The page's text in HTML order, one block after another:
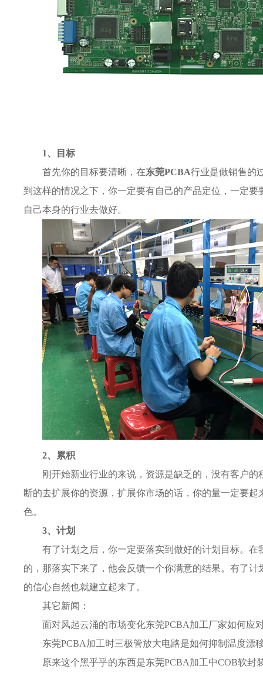
1、目标
首先你的目标要清晰，在东莞PCBA行业是做销售的
到这样的情况之下，你一定要有自己的产品定位，一定
自己本身的行业去做好。
2、累积
刚开始新业行业的来说，资源是缺乏的，没有客户
断的去扩展你的资源，扩展你市场的话，你的量一定要
色。
3、计划
有了计划之后，你一定要落实到做好的计划目标。
的，那落实下来了，他会反馈一个你满意的结果。有了
的信心自然也就建立起来了。
其它新闻：
面对风起云涌的市场变化东莞PCBA加工厂家如何应
东莞PCBA加工时三极管放大电路是如何抑制温度漂
原来这个黑乎乎的东西是东莞PCBA加工中COB软封